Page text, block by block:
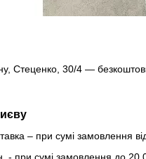
Стеценко, 30/4 —
– при сумі замовлення